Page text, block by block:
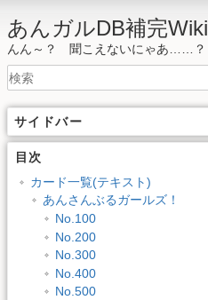
あんガルDB補完Wiki
んん～？ 聞こえないにゃあ……？
サイドバー
目次
カード一覧(テキスト)
あんさんぶるガールズ！
No.100
No.200
No.300
No.400
No.500